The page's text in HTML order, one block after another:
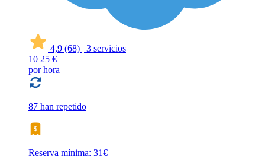
4,9 (68) | 3 servicios
10 25 €
por hora
87 han repetido
Reserva mínima: 31€